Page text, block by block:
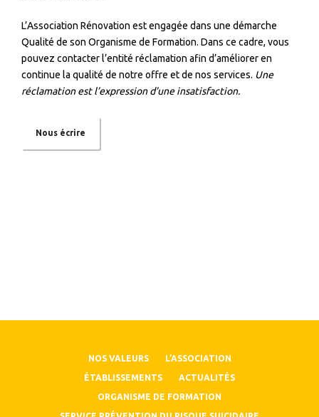
L’Association Rénovation est engagée dans une démarche
Qualité de son Organisme de Formation. Dans ce cadre, vous
pouvez contacter l’entité réclamation afin d’améliorer en
continue la qualité de notre offre et de nos services. Une
réclamation est l’expression d’une insatisfaction.
Nous écrire
NOS VALEURS L’ASSOCIATION
ÉTABLISSEMENTS ACTUALITÉS
ORGANISME DE FORMATION